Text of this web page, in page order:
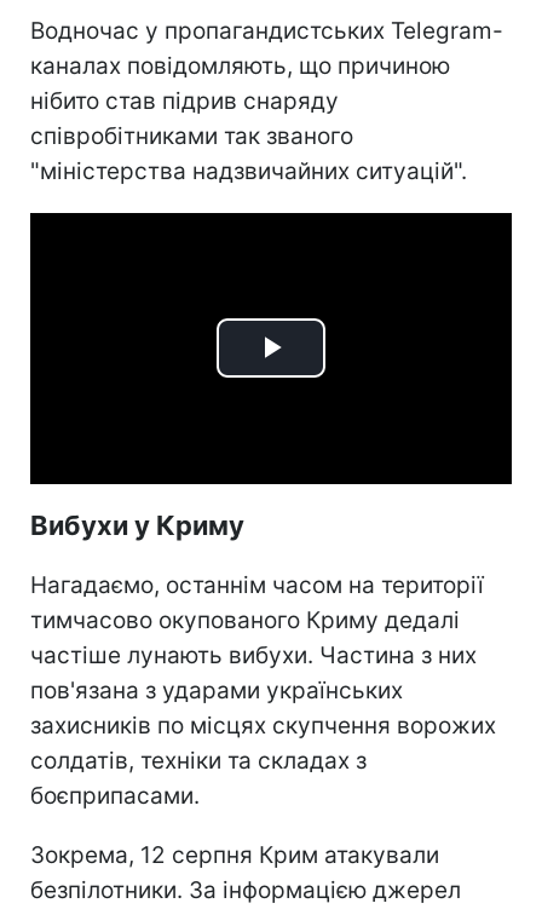
Водночас у пропагандистських Telegram-
каналах повідомляють, що причиною
нібито став підрив снаряду
співробітниками так званого
"міністерства надзвичайних ситуацій".
Play
Вибухи у Криму
Нагадаємо, останнім часом на території
тимчасово окупованого Криму дедалі
частіше лунають вибухи. Частина з них
пов'язана з ударами українських
захисників по місцях скупчення ворожих
солдатів, техніки та складах з
боєприпасами.
Зокрема, 12 серпня Крим атакували
безпілотники. За інформацією джерел